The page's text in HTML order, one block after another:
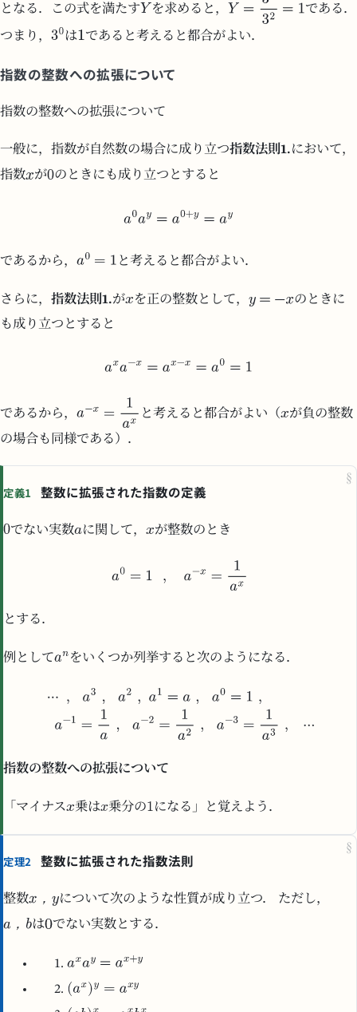
となる．この式を満たす を求めると， である．
つまり， は であると考えると都合がよい．
指数の整数への拡張について
指数の整数への拡張について
一般に，指数が自然数の場合に成り立つ指数法則1.において，
指数
が のときにも成り立つとすると
であるから， と考えると都合がよい．
さらに， 指数法則1.が を正の整数として，
のときに
も成り立つとすると
であるから， と考えると都合がよい（
が負の整数
の場合も同様である）．
§
定義1 整数に拡張された指数の定義
でない実数 に関して， が整数のとき
とする．
例として をいくつか列挙すると次のようになる．
指数の整数への拡張について
「マイナス 乗は 乗分の になる」と覚えよう．
§
定理2 整数に拡張された指数法則
整数 ， について次のような性質が成り立つ． ただし，
， は でない実数とする．